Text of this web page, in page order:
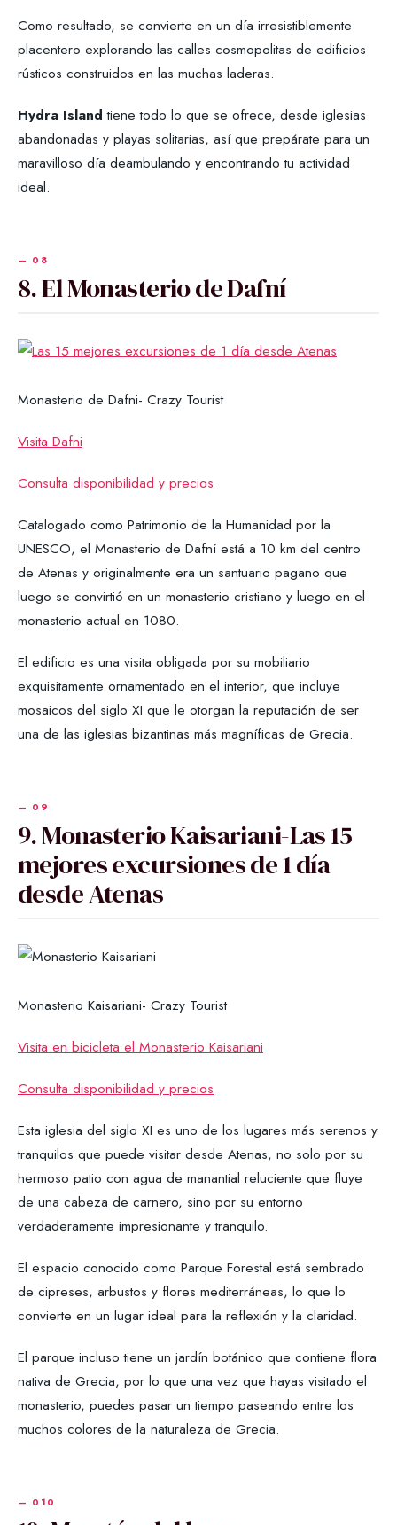
Como resultado, se convierte en un día irresistiblemente
placentero explorando las calles cosmopolitas de edificios
rústicos construidos en las muchas laderas.
Hydra Island tiene todo lo que se ofrece, desde iglesias
abandonadas y playas solitarias, así que prepárate para un
maravilloso día deambulando y encontrando tu actividad
ideal.
8. El Monasterio de Dafní
Monasterio de Dafni- Crazy Tourist
Visita Dafni
Consulta disponibilidad y precios
Catalogado como Patrimonio de la Humanidad por la
UNESCO, el Monasterio de Dafní está a 10 km del centro
de Atenas y originalmente era un santuario pagano que
luego se convirtió en un monasterio cristiano y luego en el
monasterio actual en 1080.
El edificio es una visita obligada por su mobiliario
exquisitamente ornamentado en el interior, que incluye
mosaicos del siglo XI que le otorgan la reputación de ser
una de las iglesias bizantinas más magníficas de Grecia.
9. Monasterio Kaisariani-Las 15
mejores excursiones de 1 día
desde Atenas
Monasterio Kaisariani- Crazy Tourist
Visita en bicicleta el Monasterio Kaisariani
Consulta disponibilidad y precios
Esta iglesia del siglo XI es uno de los lugares más serenos y
tranquilos que puede visitar desde Atenas, no solo por su
hermoso patio con agua de manantial reluciente que fluye
de una cabeza de carnero, sino por su entorno
verdaderamente impresionante y tranquilo.
El espacio conocido como Parque Forestal está sembrado
de cipreses, arbustos y flores mediterráneas, lo que lo
convierte en un lugar ideal para la reflexión y la claridad.
El parque incluso tiene un jardín botánico que contiene flora
nativa de Grecia, por lo que una vez que hayas visitado el
monasterio, puedes pasar un tiempo paseando entre los
muchos colores de la naturaleza de Grecia.